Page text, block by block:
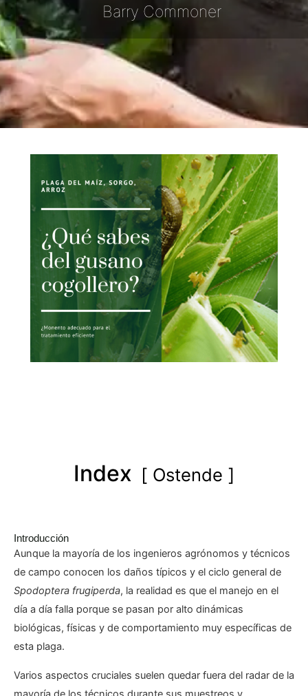
Barry Commoner
Index Ostende
Introducción
Aunque la mayoría de los ingenieros agrónomos y técnicos
de campo conocen los daños típicos y el ciclo general de
Spodoptera frugiperda, la realidad es que el manejo en el
día a día falla porque se pasan por alto dinámicas
biológicas, físicas y de comportamiento muy específicas de
esta plaga.
Varios aspectos cruciales suelen quedar fuera del radar de la